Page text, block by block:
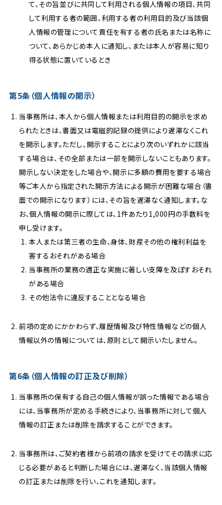
て、その旨並びに共同して利用される個人情報の項目、共同
して利用する者の範囲、利用する者の利用目的及び当該個
人情報の管理について責任を有する者の氏名または名称に
ついて、あらかじめ本人に通知し、または本人が容易に知り
得る状態に置いているとき
第5条（個人情報の開示）
当事務所は、本人から個人情報または利用目的の開示を求め
られたときは、書面又は電磁的記録の提供により遅滞なくこれ
を開示します。ただし、開示することにより次のいずれかに該当
する場合は、その全部または一部を開示しないこともあります。
開示しない決定をした場合や、開示に多額の費用を要する場合
等ご本人から指定された開示方法による開示が困難な場合（書
面での開示になります）には、その旨を遅滞なく通知します。な
お、個人情報の開示に際しては、1件あたり1,000円の手数料を
申し受けます。
本人または第三者の生命、身体、財産その他の権利利益を
害するおそれがある場合
当事務所の業務の適正な実施に著しい支障を及ぼすおそれ
がある場合
その他法令に違反することとなる場合
前項の定めにかかわらず、履歴情報及び特性情報などの個人
情報以外の情報については、原則として開示いたしません。
第6条（個人情報の訂正及び削除）
当事務所の保有する自己の個人情報が誤った情報である場合
には、当事務所が定める手続きにより、当事務所に対して個人
情報の訂正または削除を請求することができます。
当事務所は、ご契約者様から前項の請求を受けてその請求に応
じる必要があると判断した場合には、遅滞なく、当該個人情報
の訂正または削除を行い、これを通知します。